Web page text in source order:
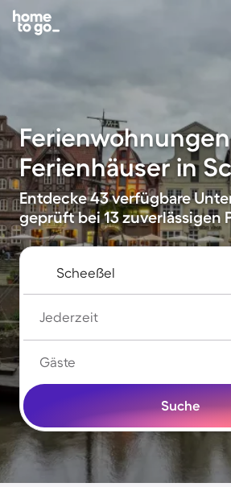
Ferienhäuser in
Entdecke 43 verfügbare
geprüft bei 13 zuverlässigen
Jederzeit
Gäste
Suche